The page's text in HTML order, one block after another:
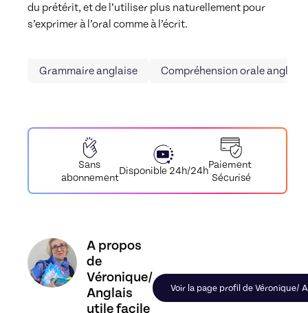
du prétérit, et de l’utiliser plus naturellement pour
s’exprimer à l’oral comme à l’écrit.
Grammaire anglaise Compréhension orale anglais
Sans
abonnement
Disponible 24h/24h
Paiement
Sécurisé
Découvrez le profil de Véronique/ Anglais utile
A propos
de
Véronique/
Anglais
utile facile
Voir la page profil de Véronique/